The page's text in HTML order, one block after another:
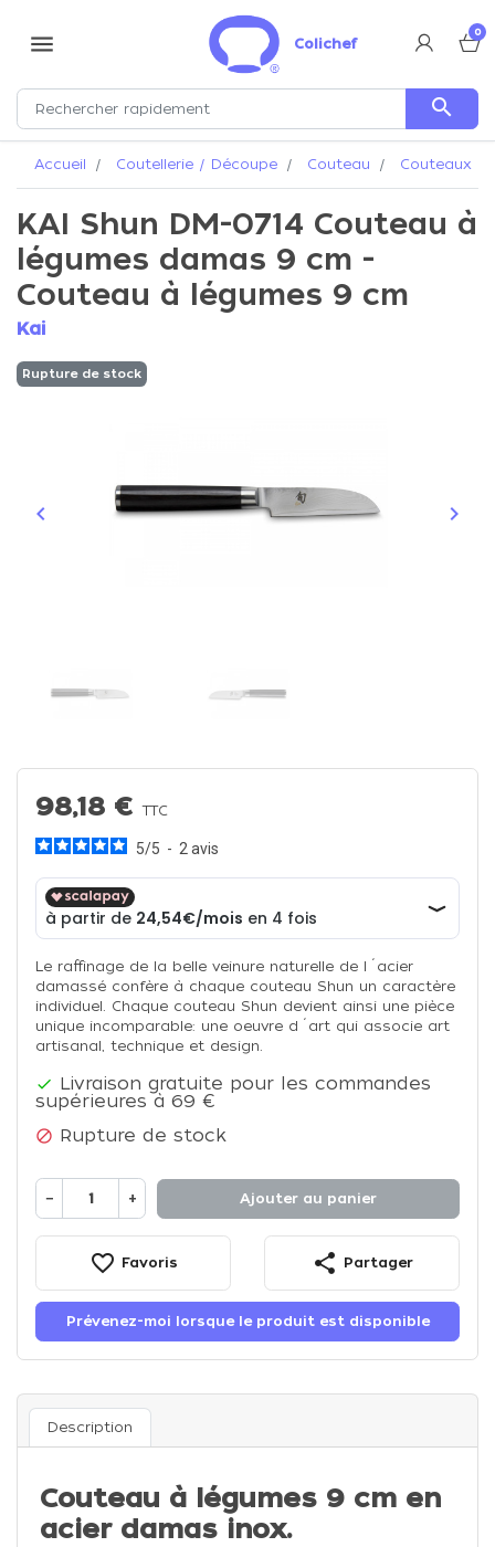
menu Colichef
0
search
Accueil Coutellerie / Découpe Couteau Couteaux
KAI Shun DM-0714 Couteau à
légumes damas 9 cm -
Couteau à légumes 9 cm
Kai
Rupture de stock
Précédent
keyboard_arrow_left keyboard_arrow_right
98,18 €TTC
5/5 - 2 avis
Le raffinage de la belle veinure naturelle de l´acier
damassé confère à chaque couteau Shun un caractère
individuel. Chaque couteau Shun devient ainsi une pièce
unique incomparable: une oeuvre d´art qui associe art
artisanal, technique et design.
 Livraison gratuite pour les commandes
supérieures à 69 €
 Rupture de stock
− + Ajouter au panier
favorite_border Favoris share Partager
Prévenez-moi lorsque le produit est disponible
Description
Couteau à légumes 9 cm en
acier damas inox.